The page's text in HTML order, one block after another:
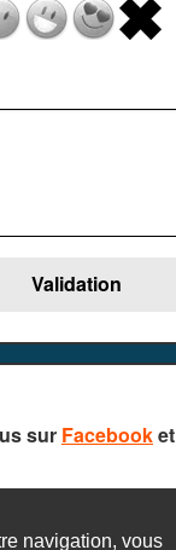
navigation, vous
sur Facebooket